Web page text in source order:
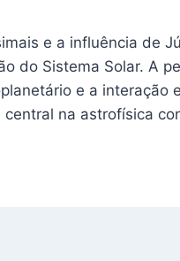
e a influência de
do Sistema Solar. A
e a interação
na astrofísica